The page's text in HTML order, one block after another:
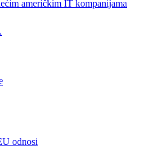
američkim IT kompanijama
odnosi